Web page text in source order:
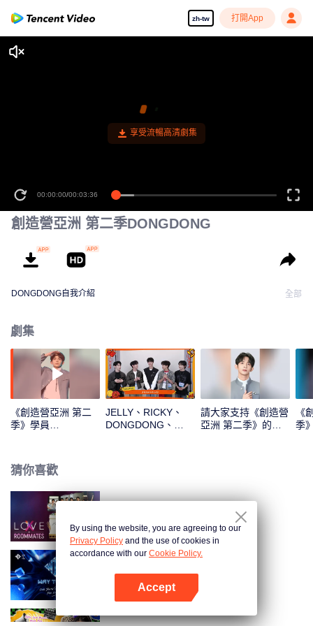
zh-tw 打開App
享受流暢高清劇集
00:00:00/00:03:36
創造營亞洲 第二季DONGDONG
DONGDONG自我介紹 全部
劇集
《創造營亞洲 第二
季》學員
JELLY、RICKY、
DONGDONG、
請大家支持《創造營
亞洲 第二季》的
《
季
猜你喜歡
頂峰相見時
By using the website, you are agreeing to our
Privacy Policy and the use of cookies in
accordance with our Cookie Policy.
Accept